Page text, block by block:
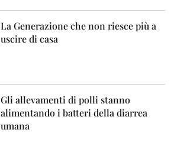
La Generazione che non riesce più a
uscire di casa
Gli allevamenti di polli stanno
alimentando i batteri della diarrea
umana